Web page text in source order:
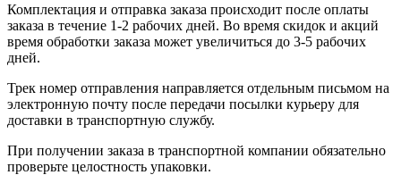
Комплектация и отправка заказа происходит после оплаты
заказа в течение 1-2 рабочих дней. Во время скидок и акций
время обработки заказа может увеличиться до 3-5 рабочих
дней.
Трек номер отправления направляется отдельным письмом на
электронную почту после передачи посылки курьеру для
доставки в транспортную службу.
При получении заказа в транспортной компании обязательно
проверьте целостность упаковки.